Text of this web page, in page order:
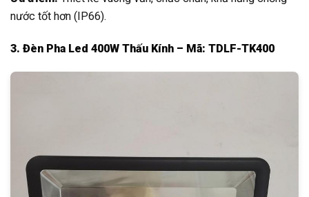
nước tốt hơn (IP66).
3. Đèn Pha Led 400W Thấu Kính – Mã: TDLF-TK400